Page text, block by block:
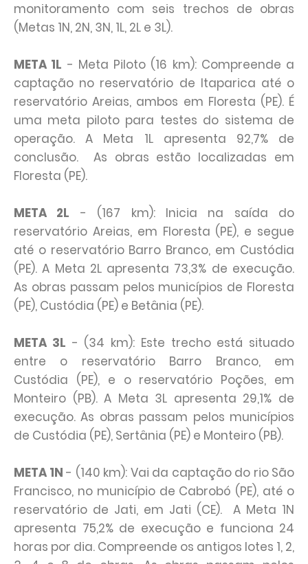
monitoramento com seis trechos de obras
(Metas 1N, 2N, 3N, 1L, 2L e 3L).
META 1L - Meta Piloto (16 km): Compreende a
captação no reservatório de Itaparica até o
reservatório Areias, ambos em Floresta (PE). É
uma meta piloto para testes do sistema de
operação. A Meta 1L apresenta 92,7% de
conclusão. As obras estão localizadas em
Floresta (PE).
META 2L - (167 km): Inicia na saída do
reservatório Areias, em Floresta (PE), e segue
até o reservatório Barro Branco, em Custódia
(PE). A Meta 2L apresenta 73,3% de execução.
As obras passam pelos municípios de Floresta
(PE), Custódia (PE) e Betânia (PE).
META 3L - (34 km): Este trecho está situado
entre o reservatório Barro Branco, em
Custódia (PE), e o reservatório Poções, em
Monteiro (PB). A Meta 3L apresenta 29,1% de
execução. As obras passam pelos municípios
de Custódia (PE), Sertânia (PE) e Monteiro (PB).
META 1N - (140 km): Vai da captação do rio São
Francisco, no município de Cabrobó (PE), até o
reservatório de Jati, em Jati (CE). A Meta 1N
apresenta 75,2% de execução e funciona 24
horas por dia. Compreende os antigos lotes 1, 2,